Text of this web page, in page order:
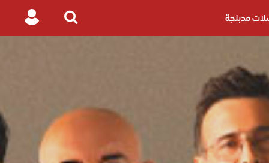
مدبلجة
Search
Login